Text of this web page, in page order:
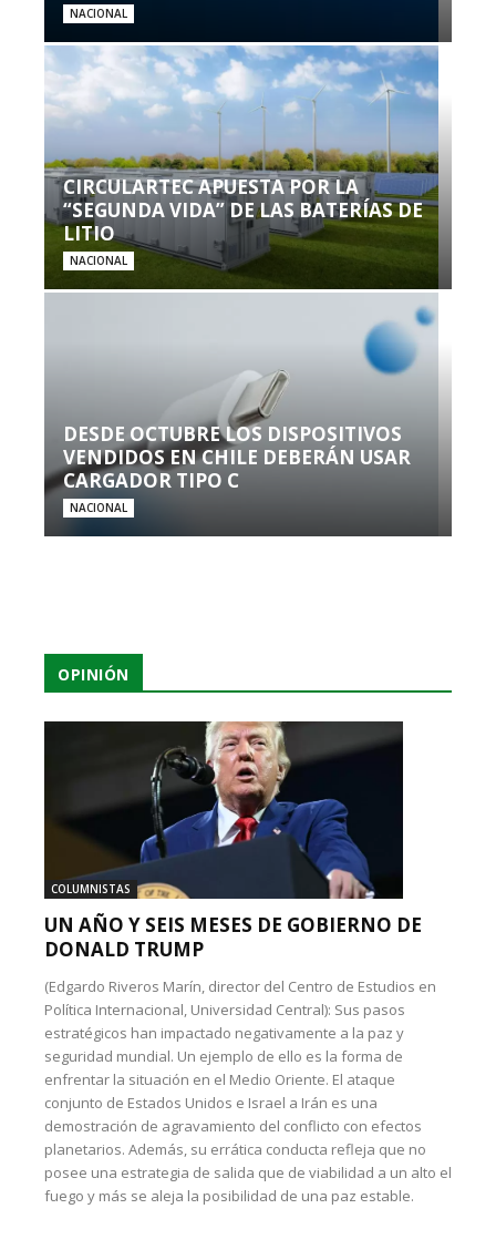
NACIONAL
CIRCULARTEC APUESTA POR LA
“SEGUNDA VIDA” DE LAS BATERÍAS DE
LITIO
NACIONAL
DESDE OCTUBRE LOS DISPOSITIVOS
VENDIDOS EN CHILE DEBERÁN USAR
CARGADOR TIPO C
NACIONAL
OPINIÓN
COLUMNISTAS
UN AÑO Y SEIS MESES DE GOBIERNO DE
DONALD TRUMP
(Edgardo Riveros Marín, director del Centro de Estudios en
Política Internacional, Universidad Central): Sus pasos
estratégicos han impactado negativamente a la paz y
seguridad mundial. Un ejemplo de ello es la forma de
enfrentar la situación en el Medio Oriente. El ataque
conjunto de Estados Unidos e Israel a Irán es una
demostración de agravamiento del conflicto con efectos
planetarios. Además, su errática conducta refleja que no
posee una estrategia de salida que de viabilidad a un alto el
fuego y más se aleja la posibilidad de una paz estable.